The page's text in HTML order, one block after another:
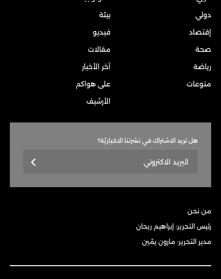
دولي
إقتصاد
صحة
رياضة
منوعات
بيئة
فيديو
مقالات
آخر الأخبار
على هواكم
الأرشيف
هل تريد الاشتراك في نشرتنا الاخباريّة؟
من نحن
رئيس التحرير: إبراهيم ريحان
مدير التحرير: مارون يمّين